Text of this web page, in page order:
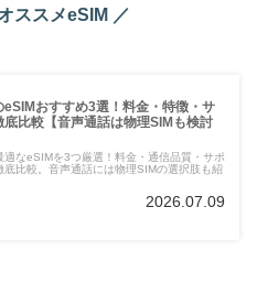
ススメeSIM ／
eSIMおすすめ3選！料金・特徴・サ
底比較【音声通話は物理SIMも検討
適なeSIMを3つ厳選！料金・通信品質・サポ
底比較。音声通話には物理SIMの選択肢も紹
2026.07.09